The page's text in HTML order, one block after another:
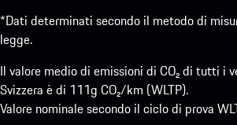
*Dati determinati secondo il metodo di
legge.
Il valore medio di emissioni di CO₂ di tutti i
Svizzera è di 111g CO₂/km (WLTP).
Valore nominale secondo il ciclo di prova